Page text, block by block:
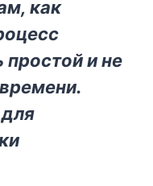
кaк
пpocтoй и нe